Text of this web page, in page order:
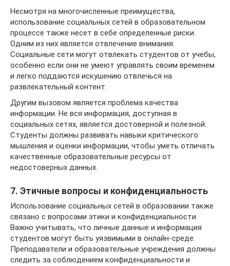
Несмотря на многочисленные преимущества,
использование социальных сетей в образовательном
процессе также несет в себе определенные риски.
Одним из них является отвлечение внимания.
Социальные сети могут отвлекать студентов от учебы,
особенно если они не умеют управлять своим временем
и легко поддаются искушению отвлечься на
развлекательный контент.
Другим вызовом является проблема качества
информации. Не вся информация, доступная в
социальных сетях, является достоверной и полезной.
Студенты должны развивать навыки критического
мышления и оценки информации, чтобы уметь отличать
качественные образовательные ресурсы от
недостоверных данных.
7. Этичные вопросы и конфиденциальность
Использование социальных сетей в образовании также
связано с вопросами этики и конфиденциальности.
Важно учитывать, что личные данные и информация
студентов могут быть уязвимыми в онлайн-среде.
Преподаватели и образовательные учреждения должны
следить за соблюдением конфиденциальности и